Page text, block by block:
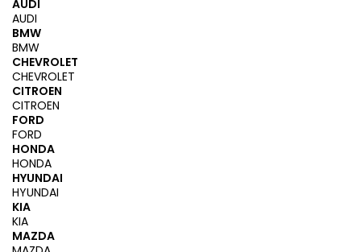
AUDI
AUDI
BMW
BMW
CHEVROLET
CHEVROLET
CITROEN
CITROEN
FORD
FORD
HONDA
HONDA
HYUNDAI
HYUNDAI
KIA
KIA
MAZDA